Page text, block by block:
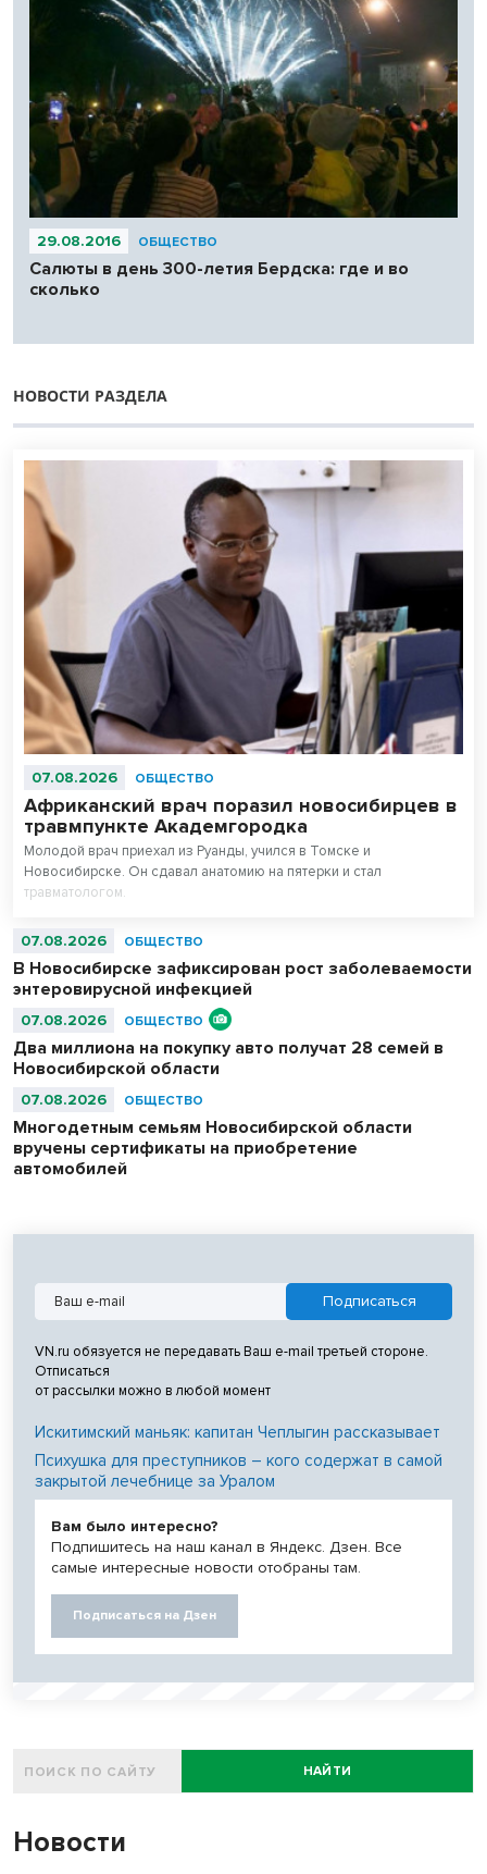
29.08.2016 ОБЩЕСТВО
Салюты в день 300-летия Бердска: где и во
сколько
НОВОСТИ РАЗДЕЛА
07.08.2026 ОБЩЕСТВО
Африканский врач поразил новосибирцев в
травмпункте Академгородка
Молодой врач приехал из Руанды, учился в Томске и
Новосибирске. Он сдавал анатомию на пятерки и стал
травматологом.
07.08.2026 ОБЩЕСТВО
В Новосибирске зафиксирован рост заболеваемости
энтеровирусной инфекцией
07.08.2026 ОБЩЕСТВО
Два миллиона на покупку авто получат 28 семей в
Новосибирской области
07.08.2026 ОБЩЕСТВО
Многодетным семьям Новосибирской области
вручены сертификаты на приобретение
автомобилей
VN.ru обязуется не передавать Ваш e-mail третьей стороне.
Отписаться
от рассылки можно в любой момент
Искитимский маньяк: капитан Чеплыгин рассказывает
Психушка для преступников – кого содержат в самой
закрытой лечебнице за Уралом
Вам было интересно?
Подпишитесь на наш канал в Яндекс. Дзен. Все
самые интересные новости отобраны там.
Подписаться на Дзен
НАЙТИ
Новости